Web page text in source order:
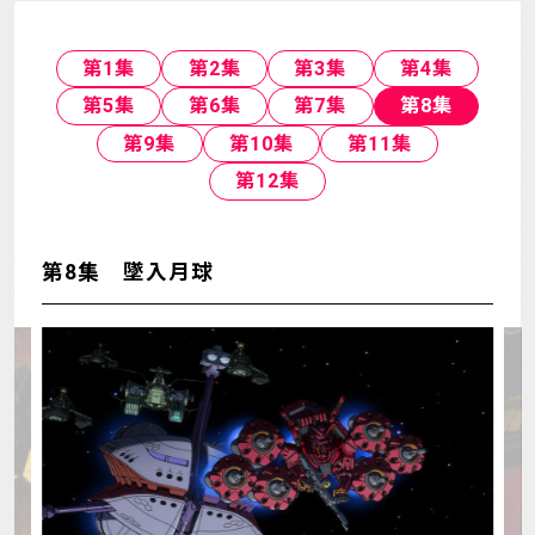
TOP NEWS
STAFF&CAST
STORY
GALLERY MUSIC
THEATER
第1集 第2集 第3集
第4集
第5集
第6集 第7集
第8集
第9集
第10集
第11集
第12集
第8集 墜入月球